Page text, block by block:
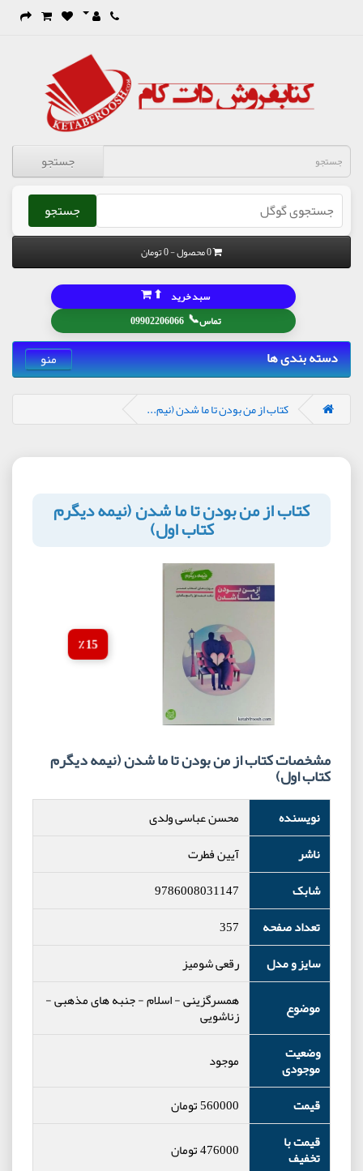
جستجو
جستجو
0 محصول - 0 تومان
تماس📞
09902206066
سبد خرید ⬆
دسته بندی ها منو
کتاب از من بودن تا ما شدن (نیم...
کتاب از من بودن تا ما شدن (نیمه دیگرم
کتاب اول)
15 ٪
مشخصات کتاب از من بودن تا ما شدن (نیمه دیگرم
کتاب اول)
نویسنده
محسن عباسی ولدی
ناشر
آیین فطرت
شابک
9786008031147
تعداد صفحه
357
سایز و مدل
رقعی شومیز
موضوع
همسرگزینی-اسلام-جنبه های مذهبی-
زناشویی
وضعیت
موجودی
موجود
قیمت
560000تومان
قیمت با
تخفیف 476000تومان